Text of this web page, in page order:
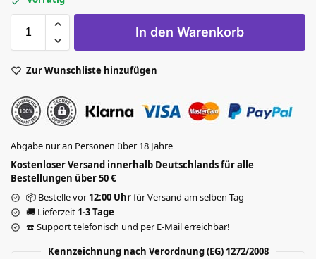
In den Warenkorb
Zur Wunschliste hinzufügen
Abgabe nur an Personen über 18 Jahre
Kostenloser Versand innerhalb Deutschlands für alle
Bestellungen über 50 €
📦 Bestelle vor12:00 Uhrfür Versand am selben Tag
🚚 Lieferzeit 1-3 Tage
☎️ Support telefonisch und per E-Mail erreichbar!
Kennzeichnung nach Verordnung (EG) 1272/2008